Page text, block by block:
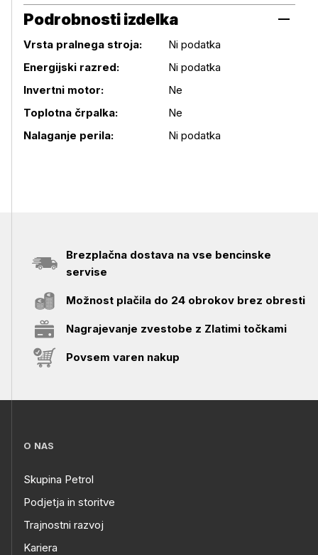
Podrobnosti izdelka
Podrobnosti izdelka
Vrsta pralnega stroja:
Ni podatka
Energijski razred:
Ni podatka
Invertni motor:
Ne
Toplotna črpalka:
Ne
Nalaganje perila:
Ni podatka
Brezplačna dostava na vse bencinske
servise
Možnost plačila do 24 obrokov brez obresti
Nagrajevanje zvestobe z Zlatimi točkami
Povsem varen nakup
O NAS
Skupina Petrol
Podjetja in storitve
Trajnostni razvoj
Kariera